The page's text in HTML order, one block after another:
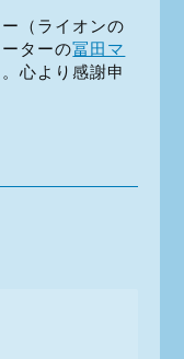
（ライオンの
ターの冨田マ
心より感謝申